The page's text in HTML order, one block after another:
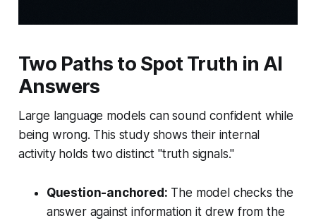
Two Paths to Spot Truth in AI
Answers
Large language models can sound confident while
being wrong. This study shows their internal
activity holds two distinct "truth signals."
Question-anchored: The model checks the
answer against information it drew from the